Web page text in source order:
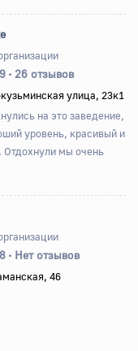
• 26 отзывов
улица, 23к1
на это заведение,
уровень, красивый и
Отдохнули мы очень
• Нет отзывов
46